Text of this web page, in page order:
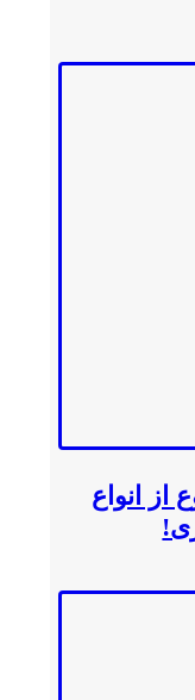
بار کمپرسی 8 نوع از انواع